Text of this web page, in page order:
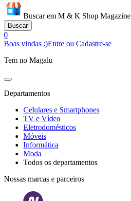
Buscar em M & K Shop Magazine
Buscar
0
Boas vindas :)Entre ou Cadastre-se
Tem no Magalu
Departamentos
Celulares e Smartphones
TV e Vídeo
Eletrodomésticos
Móveis
Informática
Moda
Todos os departamentos
Nossas marcas e parceiros